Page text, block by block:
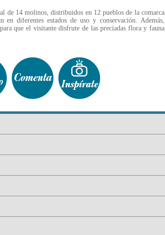
de 14 molinos, distribuidos en 12 pueblos de la comarca
en diferentes estados de uso y conservación. Además,
que el visitante disfrute de las preciadas flora y fauna